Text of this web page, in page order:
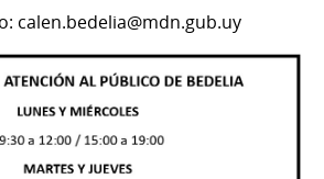
calen.bedelia@mdn.gub.uy